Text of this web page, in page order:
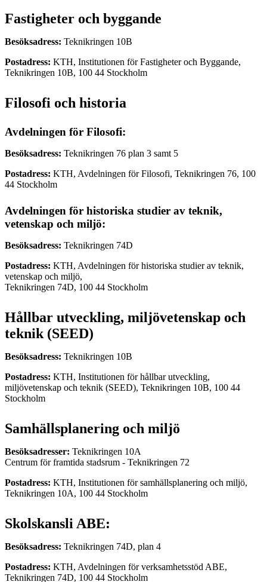
Fastigheter och byggande
Besöksadress: Teknikringen 10B
Postadress: KTH, Institutionen för Fastigheter och Byggande,
Teknikringen 10B, 100 44 Stockholm
Filosofi och historia
Avdelningen för Filosofi:
Besöksadress: Teknikringen 76 plan 3 samt 5
Postadress: KTH, Avdelningen för Filosofi, Teknikringen 76, 100
44 Stockholm
Avdelningen för historiska studier av teknik,
vetenskap och miljö:
Besöksadress: Teknikringen 74D
Postadress: KTH, Avdelningen för historiska studier av teknik,
vetenskap och miljö,
Teknikringen 74D, 100 44 Stockholm
Hållbar utveckling, miljövetenskap och
teknik (SEED)
Besöksadress: Teknikringen 10B
Postadress: KTH, Institutionen för hållbar utveckling,
miljövetenskap och teknik (SEED), Teknikringen 10B, 100 44
Stockholm
Samhällsplanering och miljö
Besöksadresser: Teknikringen 10A
Centrum för framtida stadsrum - Teknikringen 72
Postadress: KTH, Institutionen för samhällsplanering och miljö,
Teknikringen 10A, 100 44 Stockholm
Skolskansli ABE:
Besöksadress: Teknikringen 74D, plan 4
Postadress: KTH, Avdelningen för verksamhetsstöd ABE,
Teknikringen 74D, 100 44 Stockholm